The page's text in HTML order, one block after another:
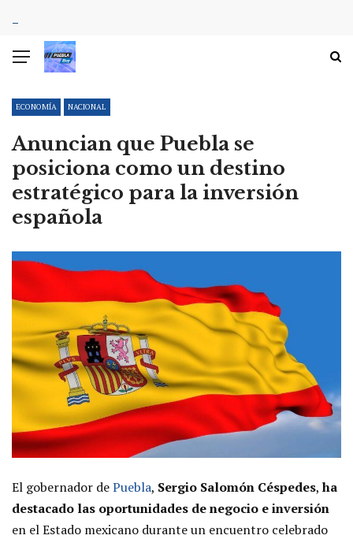
ECONOMÍA NACIONAL
Anuncian que Puebla se
posiciona como un destino
estratégico para la inversión
española
El gobernador dePuebla, Sergio Salomón Céspedes, ha
destacado las oportunidades de negocio e inversión
en el Estado mexicano durante un encuentro celebrado